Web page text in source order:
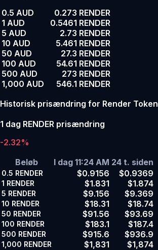
0.5 AUD
0.273 RENDER
1 AUD
0.5461 RENDER
5 AUD
2.73 RENDER
10 AUD
5.461 RENDER
50 AUD
27.3 RENDER
100 AUD
54.61 RENDER
500 AUD
273 RENDER
1,000 AUD
546.1 RENDER
Historisk prisændring for Render Token
1 dag RENDER prisændring
-2.32%
Beløb
I dag 11:24 AM 24 t. siden
0.5 RENDER $0.9156 $0.9369
1 RENDER $1.831 $1.874
5 RENDER $9.156 $9.369
10 RENDER $18.31 $18.74
50 RENDER $91.56 $93.69
100 RENDER $183.1 $187.4
500 RENDER $915.6 $936.9
1,000 RENDER $1,831
$1,874